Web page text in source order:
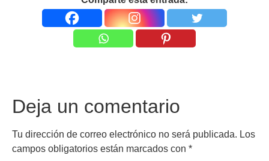
Deja un comentario
Tu dirección de correo electrónico no será publicada. Los
campos obligatorios están marcados con *